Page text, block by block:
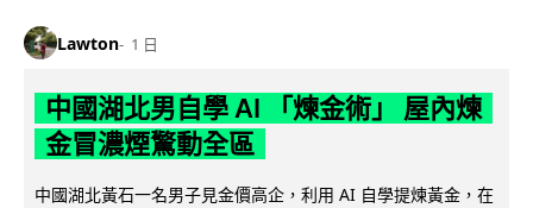
Lawton 1 日
中國湖北男自學 AI 「煉金術」 屋內煉
金冒濃煙驚動全區
中國湖北黃石一名男子見金價高企，利用 AI 自學提煉黃金，在